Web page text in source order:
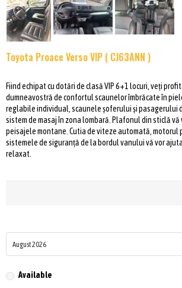
Toyota Proace Verso VIP ( CJ63ANN )
Fiind echipat cu dotări de clasă VIP 6+1 locuri, veți
dumneavostră de confortul scaunelor îmbrăcate în
reglabile individual, scaunele șoferului și pasagerului
sistem de masaj în zona lombară. Plafonul din sticlă vă
peisajele montane. Cutia de viteze automată, motorul
sistemele de siguranță de la bordul vanului vă vor
relaxat.
Available